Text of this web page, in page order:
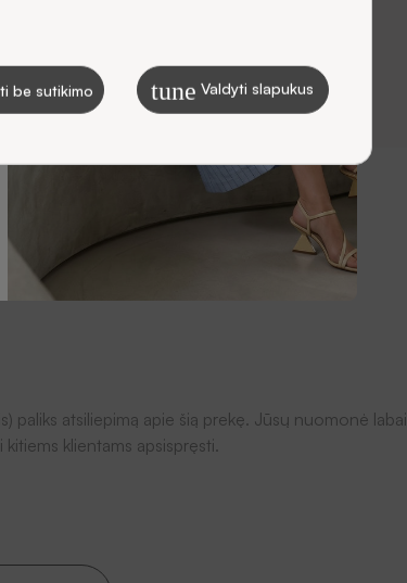
paliks atsiliepimą apie šią prekę. Jūsų nuomonė labai
klientams apsispręsti.
be sutikimo tune Valdyti slapukus